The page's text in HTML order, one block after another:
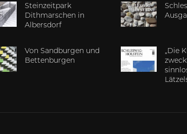
Steinzeitpark
Dithmarschen in
Albersdorf
Von Sandburgen und
Bettenburgen
„Die